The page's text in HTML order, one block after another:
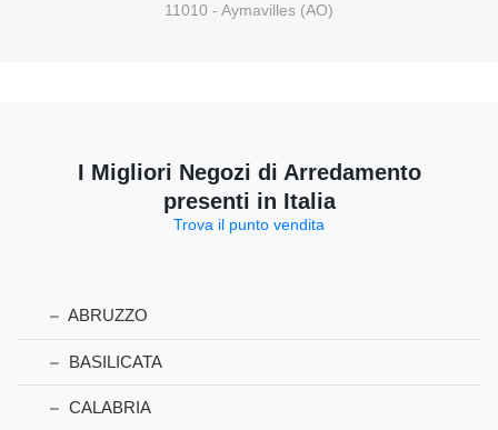
11010 - Aymavilles (AO)
I Migliori Negozi di Arredamento
presenti in Italia
Trova il punto vendita
ABRUZZO
BASILICATA
CALABRIA